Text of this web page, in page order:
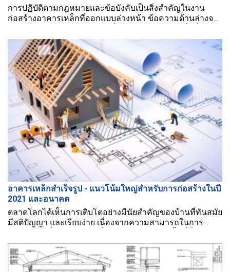
การปฏิบัติตามกฎหมายและข้อบังคับเป็นสิ่งสำคัญในงาน
ก่อสร้างอาคารเหล็กที่ออกแบบล่วงหน้า ข้อความด้านล่างจะ
ออกแบบล่วงหน้า
อาคารเหล็กสำเร็จรูป - แนวโน้มใหญ่สำหรับการก่อสร้างในปี
2021 และอนาคต
ตลาดโลกได้เห็นการเติบโตอย่างมีนัยสำคัญของบ้านที่ทันสมัย
มีสติปัญญา และเรียบง่าย เนื่องจากความสามารถในการ
อย่างโดดเด่น อาคารที่ออกแบบมาก่อนเป็นหนึ่งในทางออกที่
ดีที่สุด.